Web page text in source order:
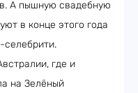
А пышную свадебную
в конце этого года
селебрити.
где и
на Зелёный